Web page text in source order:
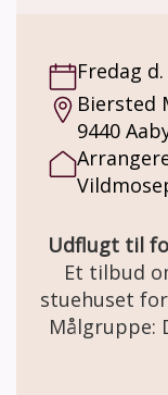
Fredag
Biersted
9440
Udflugt til
Et tilbud
stuehuset
Den gamle
indrettet
Målgruppe: